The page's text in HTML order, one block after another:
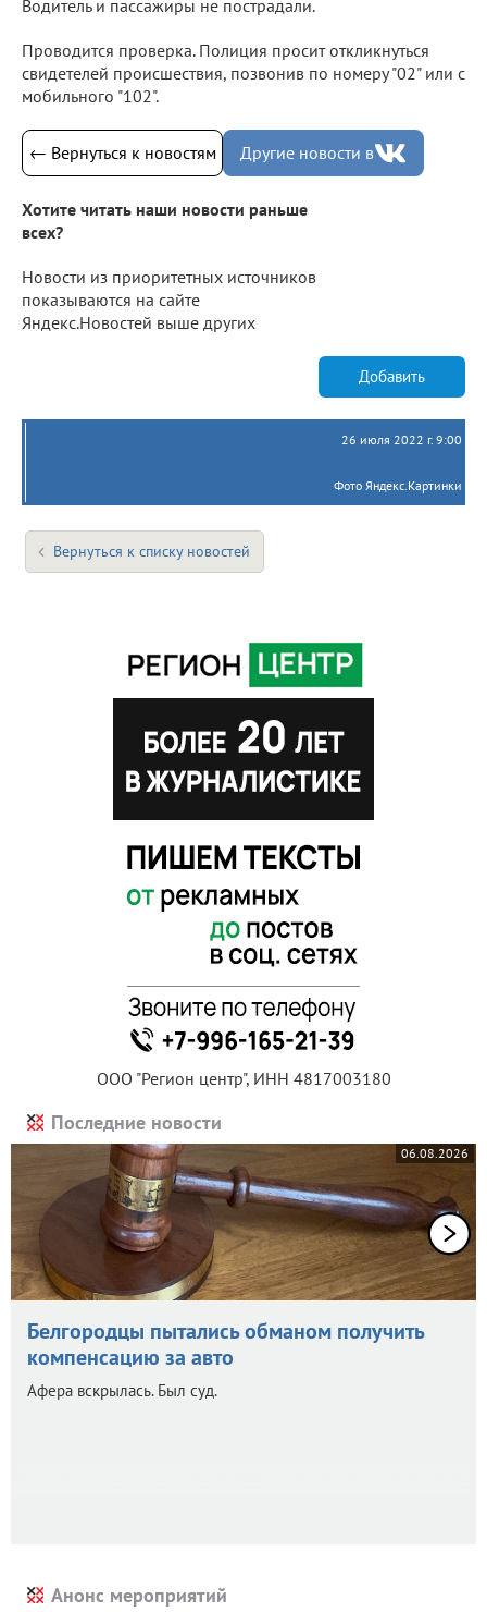
Водитель и пассажиры не пострадали.
Проводится проверка. Полиция просит откликнуться
свидетелей происшествия, позвонив по номеру "02" или с
мобильного "102".
← Вернуться к новостям Другие новости в
Хотите читать наши новости раньше
всех?
Новости из приоритетных источников
показываются на сайте
Яндекс.Новостей выше других
Добавить
26 июля 2022 г. 9:00
Фото Яндекс.Картинки
Вернуться к списку новостей
ООО "Регион центр", ИНН 4817003180
Последние новости
06.08.2026
Белгородцы пытались обманом получить
компенсацию за авто
Афера вскрылась. Был суд.
Анонс мероприятий